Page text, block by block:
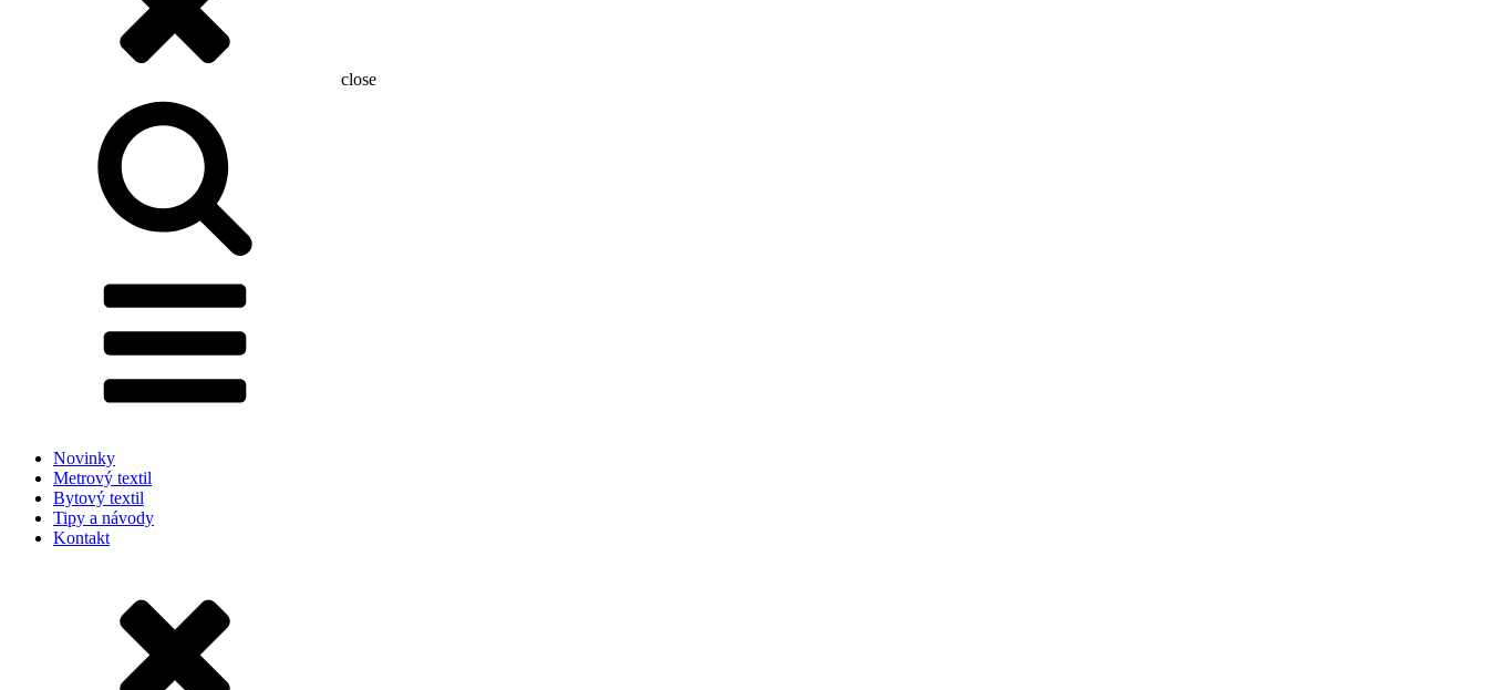
close
Novinky
Metrový textil
Bytový textil
Tipy a návody
Kontakt